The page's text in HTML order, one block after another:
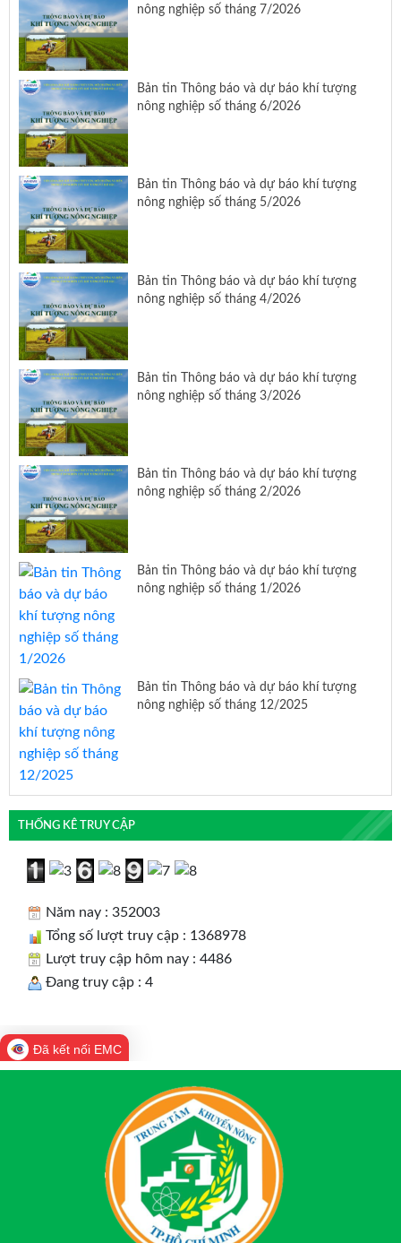
nông nghiệp số tháng 7/2026
Bản tin Thông báo và dự báo khí tượng
nông nghiệp số tháng 6/2026
Bản tin Thông báo và dự báo khí tượng
nông nghiệp số tháng 5/2026
Bản tin Thông báo và dự báo khí tượng
nông nghiệp số tháng 4/2026
Bản tin Thông báo và dự báo khí tượng
nông nghiệp số tháng 3/2026
Bản tin Thông báo và dự báo khí tượng
nông nghiệp số tháng 2/2026
Bản tin Thông báo và dự báo khí tượng
nông nghiệp số tháng 1/2026
Bản tin Thông báo và dự báo khí tượng
nông nghiệp số tháng 12/2025
THỐNG KÊ TRUY CẬP
Năm nay : 352003
Tổng số lượt truy cập : 1368978
Lượt truy cập hôm nay : 4486
Đang truy cập : 4
Đã kết nối EMC